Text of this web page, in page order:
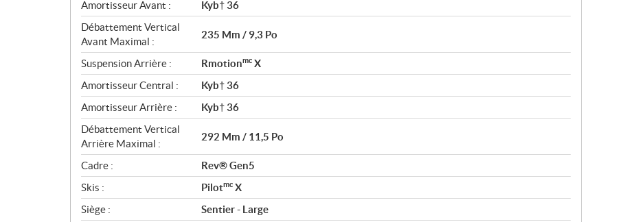
Amortisseur Avant :
Kyb† 36
Débattement Vertical
Avant Maximal :
235 Mm / 9,3 Po
Suspension Arrière : Rmotionmc X
Amortisseur Central :
Kyb† 36
Amortisseur Arrière :
Kyb† 36
Débattement Vertical
Arrière Maximal :
292 Mm / 11,5 Po
Cadre :
Rev® Gen5
Skis :
Pilotmc X
Siège :
Sentier - Large